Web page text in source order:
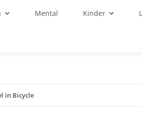
Mental Kinder
in Bicycle